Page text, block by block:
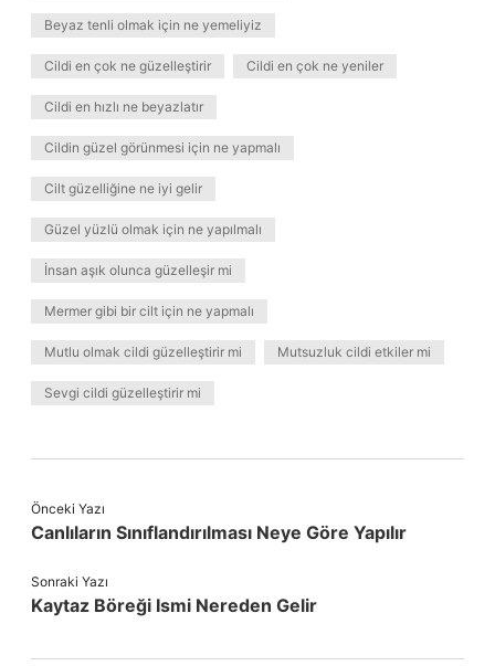
Beyaz tenli olmak için ne yemeliyiz
Cildi en çok ne güzelleştirir Cildi en çok ne yeniler
Cildi en hızlı ne beyazlatır
Cildin güzel görünmesi için ne yapmalı
Cilt güzelliğine ne iyi gelir
Güzel yüzlü olmak için ne yapılmalı
İnsan aşık olunca güzelleşir mi
Mermer gibi bir cilt için ne yapmalı
Mutlu olmak cildi güzelleştirir mi Mutsuzluk cildi etkiler mi
Sevgi cildi güzelleştirir mi
Önceki Yazı
Canlıların Sınıflandırılması Neye Göre Yapılır
Sonraki Yazı
Kaytaz Böreği Ismi Nereden Gelir